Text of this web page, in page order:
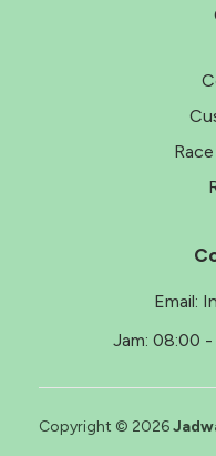
Email:
Jam: 08:00 -
Copyright © 2026